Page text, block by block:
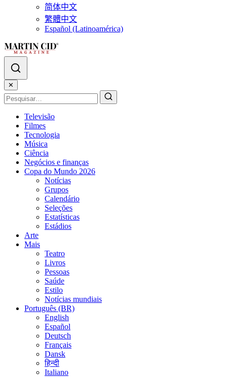
简体中文
繁體中文
Español (Latinoamérica)
✕
Televisão
Filmes
Tecnologia
Música
Ciência
Negócios e finanças
Copa do Mundo 2026
Notícias
Grupos
Calendário
Seleções
Estatísticas
Estádios
Arte
Mais
Teatro
Livros
Pessoas
Saúde
Estilo
Notícias mundiais
Português (BR)
English
Español
Deutsch
Français
Dansk
हिन्दी
Italiano